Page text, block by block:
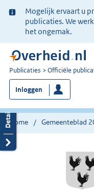
Ter
informatie:
Mogelijk ervaart u
publicaties. We
het ongemak.
U
bent
nu
hier:
Publicaties Officiële
Inloggen
Home Gemeenteblad